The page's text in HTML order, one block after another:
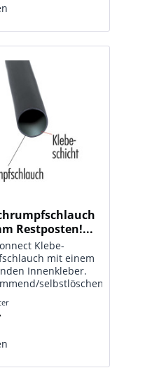
schwarz;
Restposten!...
Klebe-
mit einem
Innenkleber.
selbstlöschend,
1 m. Technische
Klebe-
schwarz;